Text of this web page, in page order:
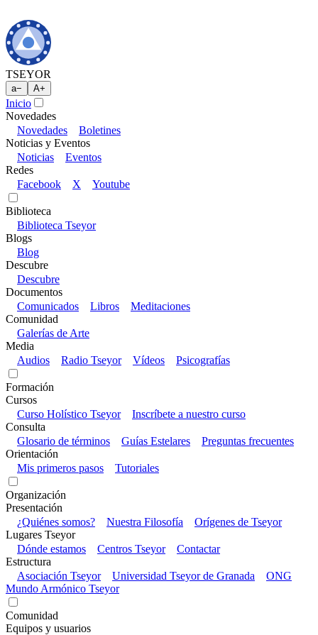
TSEYOR
a− A+
Inicio
Novedades
Novedades
Boletines
Noticias y Eventos
Noticias
Eventos
Redes
Facebook
X Youtube
Biblioteca
Biblioteca Tseyor
Blogs
Blog
Descubre
Descubre
Documentos
Comunicados
Libros
Meditaciones
Comunidad
Galerías de Arte
Media
Audios
Radio Tseyor Vídeos Psicografías
Formación
Cursos
Curso Holístico Tseyor
Inscríbete a nuestro curso
Consulta
Glosario de términos
Guías Estelares
Preguntas frecuentes
Orientación
Mis primeros pasos
Tutoriales
Organización
Presentación
¿Quiénes somos?
Nuestra Filosofía
Orígenes de Tseyor
Lugares Tseyor
Dónde estamos
Centros Tseyor
Contactar
Estructura
Asociación Tseyor
Universidad Tseyor de Granada
ONG
Mundo Armónico Tseyor
Comunidad
Equipos y usuarios